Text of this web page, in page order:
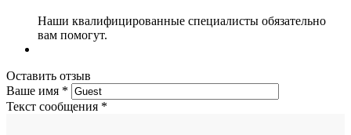
Наши квалифицированные специалисты обязательно
вам помогут.
Оставить отзыв
Ваше имя *
Текст сообщения *